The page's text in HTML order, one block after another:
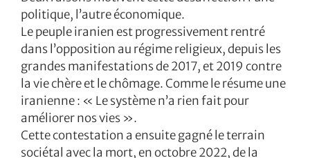
politique, l’autre économique.
Le peuple iranien est progressivement rentré
dans l’opposition au régime religieux, depuis les
grandes manifestations de 2017, et 2019 contre
la vie chère et le chômage. Comme le résume une
iranienne : « Le système n’a rien fait pour
améliorer nos vies ».
Cette contestation a ensuite gagné le terrain
sociétal avec la mort, en octobre 2022, de la